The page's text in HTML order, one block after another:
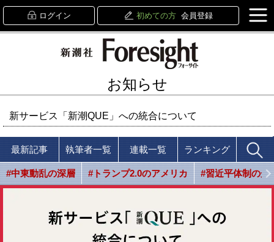
ログイン 初めての方 会員登録
お知らせ
新サービス「新潮QUE」への統合について
最新記事 執筆者一覧 連載一覧 ランキング
#中東動乱の深層 #トランプ2.0のアメリカ #習近平体制の光